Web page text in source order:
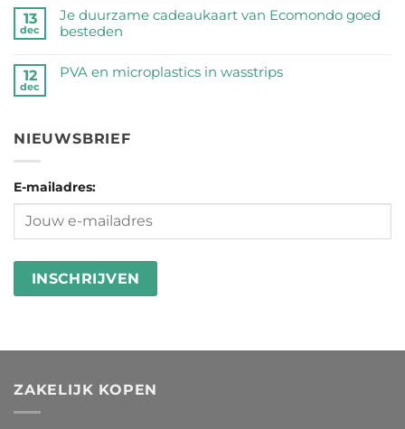
zetten
de
op
half
miljoen
op
2026
op
Magic
=
13
dec
Je duurzame cadeaukaart van Ecomondo goed
besteden
reacties
cadeaukaart
goed
besteden
12
dec
PVA en microplastics in wasstrips
PVA
in
wasstrips
NIEUWSBRIEF
E-mailadres:
ZAKELIJK KOPEN